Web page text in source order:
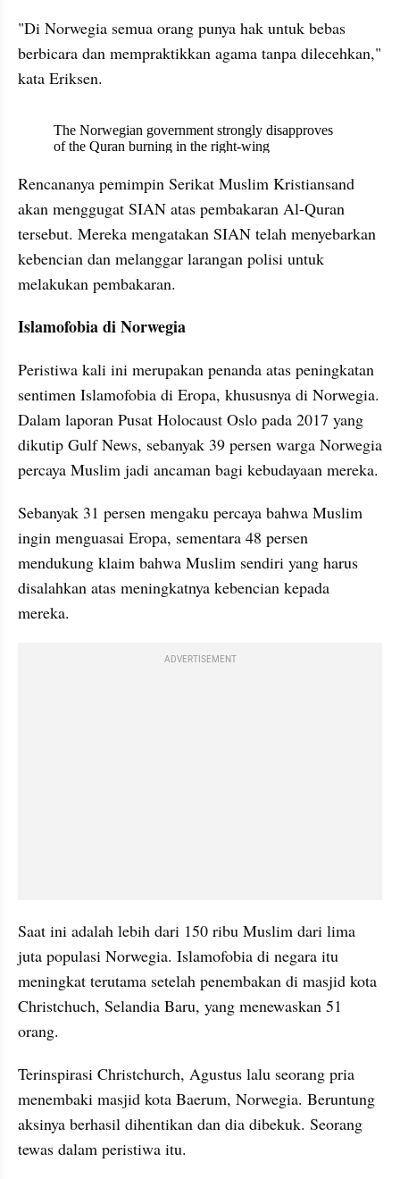
"Di Norwegia semua orang punya hak untuk bebas
berbicara dan mempraktikkan agama tanpa dilecehkan,"
kata Eriksen.
X post embed
Rencananya pemimpin Serikat Muslim Kristiansand
akan menggugat SIAN atas pembakaran Al-Quran
tersebut. Mereka mengatakan SIAN telah menyebarkan
kebencian dan melanggar larangan polisi untuk
melakukan pembakaran.
Islamofobia di Norwegia
Peristiwa kali ini merupakan penanda atas peningkatan
sentimen Islamofobia di Eropa, khususnya di Norwegia.
Dalam laporan Pusat Holocaust Oslo pada 2017 yang
dikutip Gulf News, sebanyak 39 persen warga Norwegia
percaya Muslim jadi ancaman bagi kebudayaan mereka.
Sebanyak 31 persen mengaku percaya bahwa Muslim
ingin menguasai Eropa, sementara 48 persen
mendukung klaim bahwa Muslim sendiri yang harus
disalahkan atas meningkatnya kebencian kepada
mereka.
ADVERTISEMENT
Saat ini adalah lebih dari 150 ribu Muslim dari lima
juta populasi Norwegia. Islamofobia di negara itu
meningkat terutama setelah penembakan di masjid kota
Christchuch, Selandia Baru, yang menewaskan 51
orang.
Terinspirasi Christchurch, Agustus lalu seorang pria
menembaki masjid kota Baerum, Norwegia. Beruntung
aksinya berhasil dihentikan dan dia dibekuk. Seorang
tewas dalam peristiwa itu.